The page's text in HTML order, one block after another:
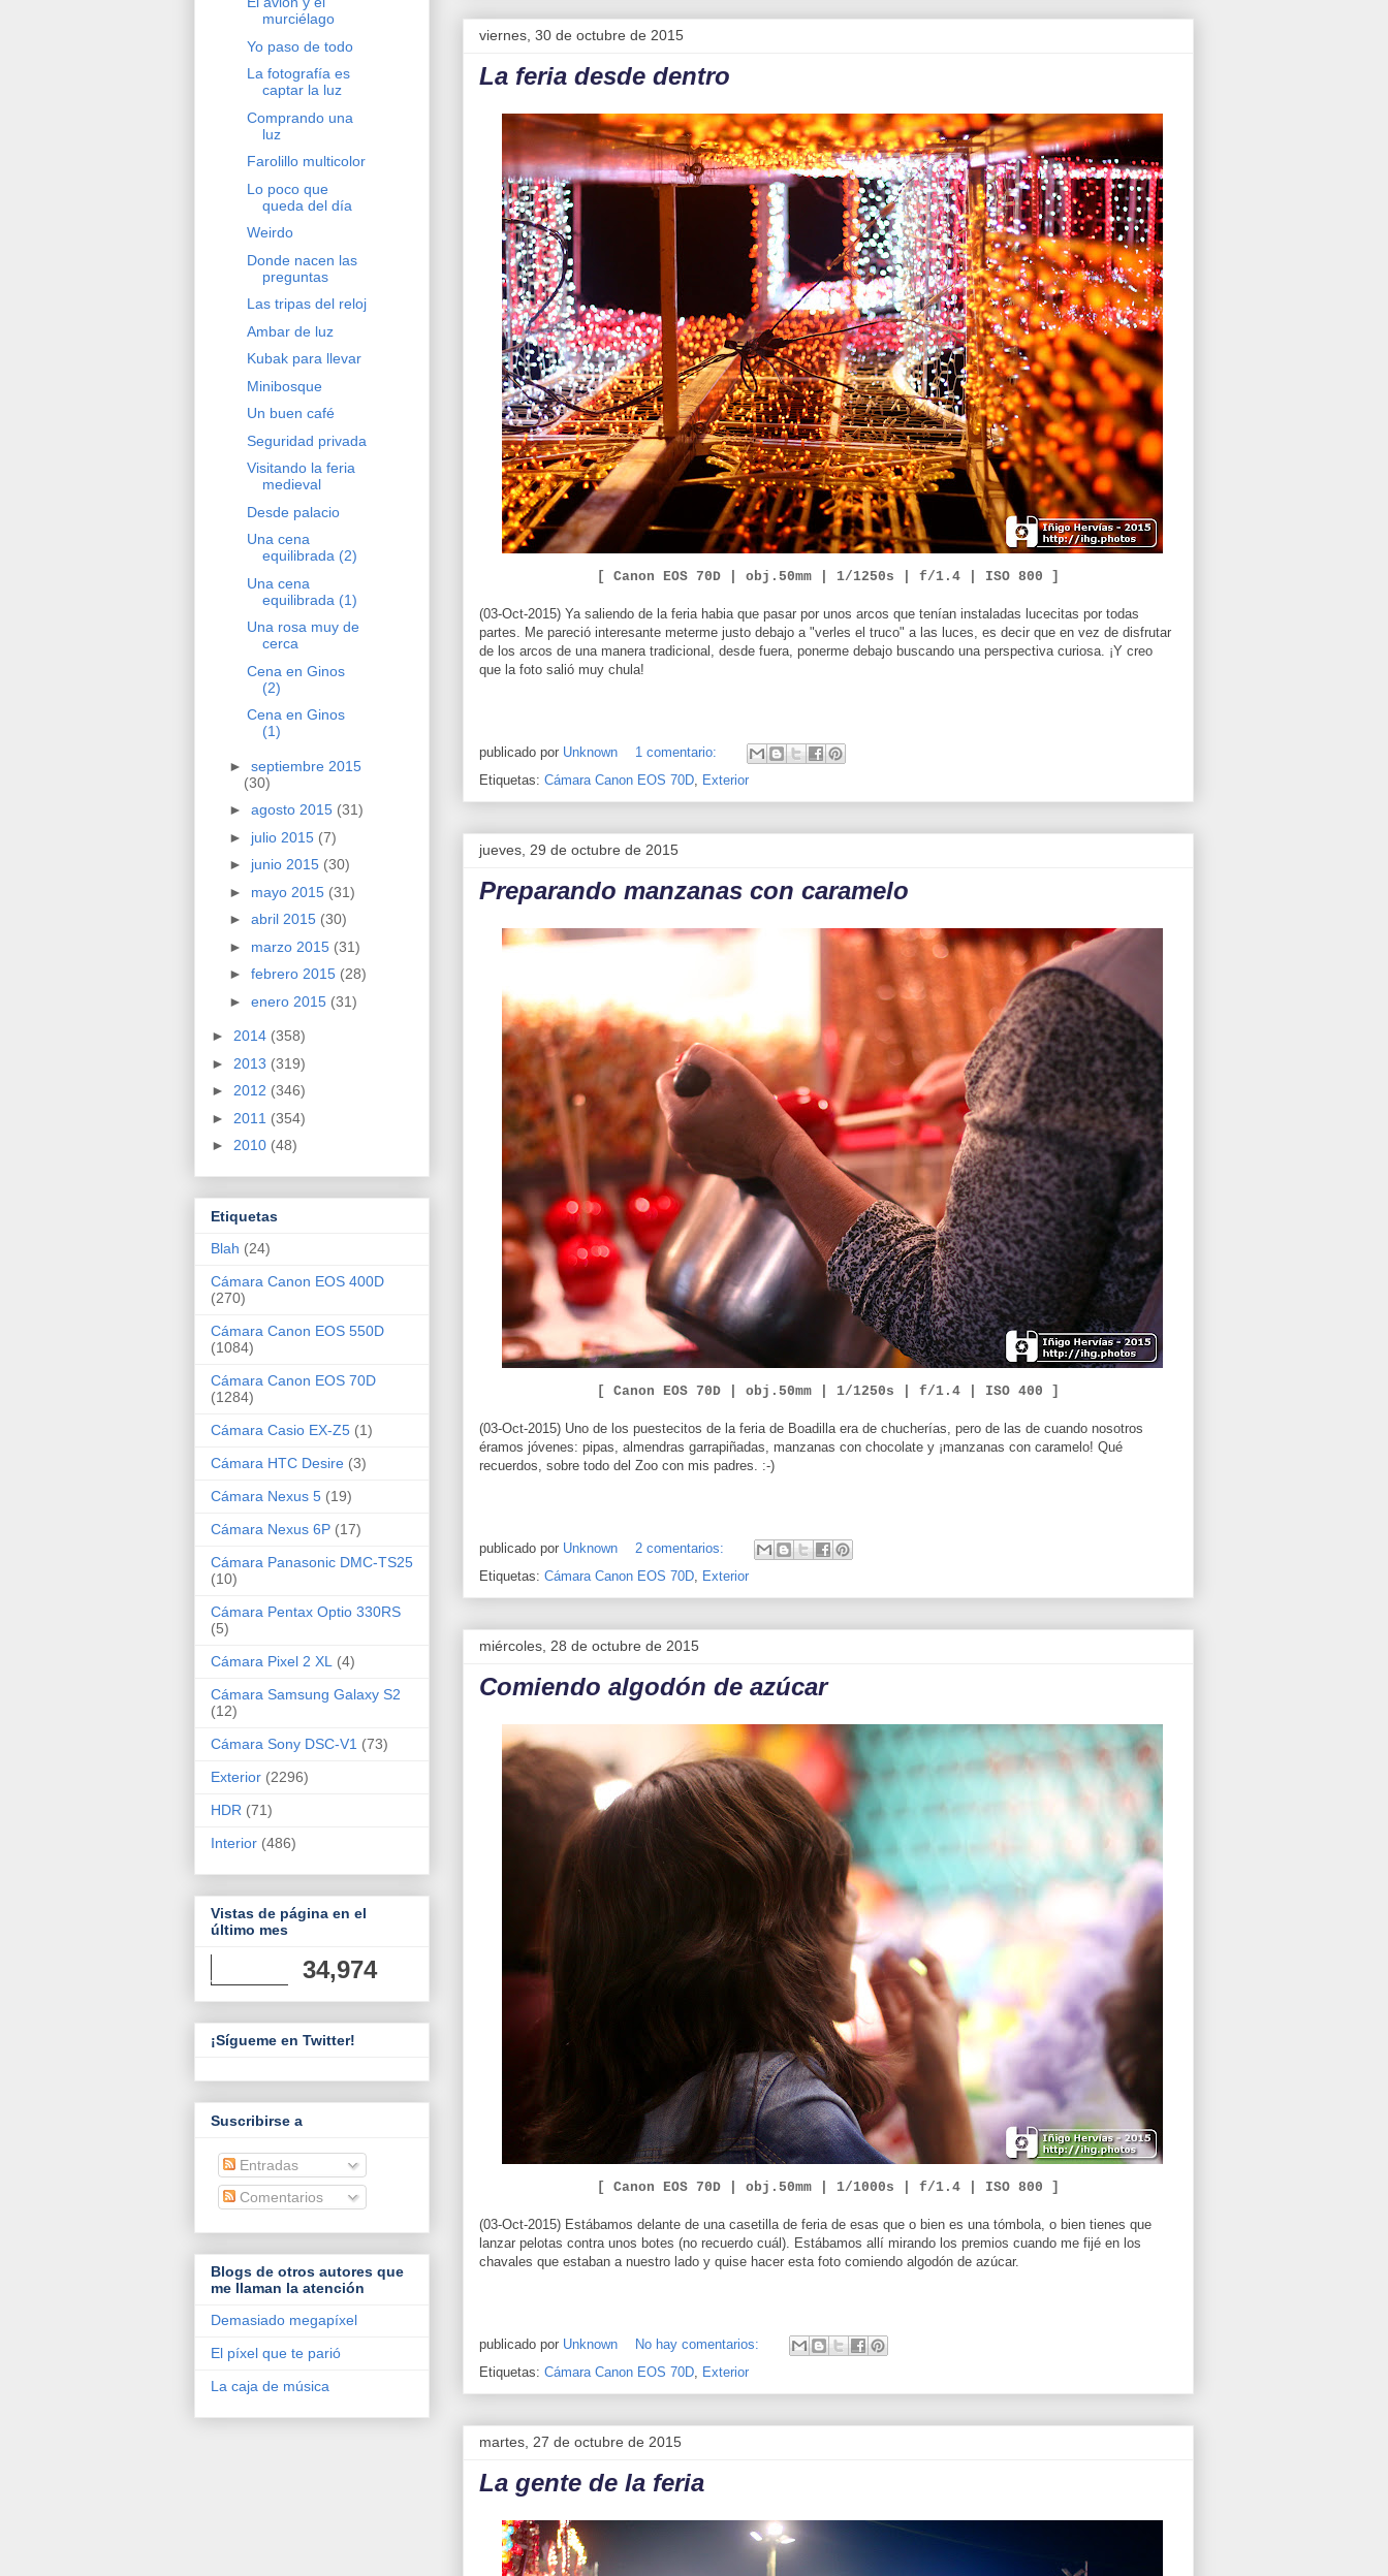
viernes, 30 de octubre de 2015
La feria desde dentro
[ Canon EOS 70D | obj.50mm | 1/1250s | f/1.4 | ISO 800 ]
(03-Oct-2015) Ya saliendo de la feria habia que pasar por unos arcos que tenían instaladas lucecitas por todas
partes. Me pareció interesante meterme justo debajo a "verles el truco" a las luces, es decir que en vez de disfrutar
de los arcos de una manera tradicional, desde fuera, ponerme debajo buscando una perspectiva curiosa. ¡Y creo
que la foto salió muy chula!
publicado por Unknown
1 comentario:
Etiquetas: Cámara Canon EOS 70D, Exterior
jueves, 29 de octubre de 2015
Preparando manzanas con caramelo
[ Canon EOS 70D | obj.50mm | 1/1250s | f/1.4 | ISO 400 ]
(03-Oct-2015) Uno de los puestecitos de la feria de Boadilla era de chucherías, pero de las de cuando nosotros
éramos jóvenes: pipas, almendras garrapiñadas, manzanas con chocolate y ¡manzanas con caramelo! Qué
recuerdos, sobre todo del Zoo con mis padres. :-)
publicado por Unknown
2 comentarios:
Etiquetas: Cámara Canon EOS 70D, Exterior
miércoles, 28 de octubre de 2015
Comiendo algodón de azúcar
[ Canon EOS 70D | obj.50mm | 1/1000s | f/1.4 | ISO 800 ]
(03-Oct-2015) Estábamos delante de una casetilla de feria de esas que o bien es una tómbola, o bien tienes que
lanzar pelotas contra unos botes (no recuerdo cuál). Estábamos allí mirando los premios cuando me fijé en los
chavales que estaban a nuestro lado y quise hacer esta foto comiendo algodón de azúcar.
publicado por Unknown
No hay comentarios:
Etiquetas: Cámara Canon EOS 70D, Exterior
martes, 27 de octubre de 2015
La gente de la feria
murciélago
Yo paso de todo
La fotografía es
captar la luz
Comprando una
luz
Farolillo multicolor
Lo poco que
queda del día
Weirdo
Donde nacen las
preguntas
Las tripas del reloj
Ambar de luz
Kubak para llevar
Minibosque
Un buen café
Seguridad privada
Visitando la feria
medieval
Desde palacio
Una cena
equilibrada (2)
Una cena
equilibrada (1)
Una rosa muy de
cerca
Cena en Ginos
(2)
Cena en Ginos
(1)
► septiembre 2015
(30)
► agosto 2015 (31)
► julio 2015 (7)
► junio 2015 (30)
► mayo 2015 (31)
► abril 2015 (30)
► marzo 2015 (31)
► febrero 2015 (28)
► enero 2015 (31)
► 2014 (358)
► 2013 (319)
► 2012 (346)
► 2011 (354)
► 2010 (48)
Etiquetas
Blah (24)
Cámara Canon EOS 400D
(270)
Cámara Canon EOS 550D
(1084)
Cámara Canon EOS 70D
(1284)
Cámara Casio EX-Z5 (1)
Cámara HTC Desire (3)
Cámara Nexus 5 (19)
Cámara Nexus 6P (17)
Cámara Panasonic DMC-TS25
(10)
Cámara Pentax Optio 330RS
(5)
Cámara Pixel 2 XL
(4)
Cámara Samsung Galaxy S2
(12)
Cámara Sony DSC-V1 (73)
Exterior (2296)
HDR (71)
Interior (486)
Vistas de página en el
último mes
34,974
¡Sígueme en Twitter!
Suscribirse a
Entradas
Comentarios
Blogs de otros autores que
me llaman la atención
Demasiado megapíxel
El píxel que te parió
La caja de música